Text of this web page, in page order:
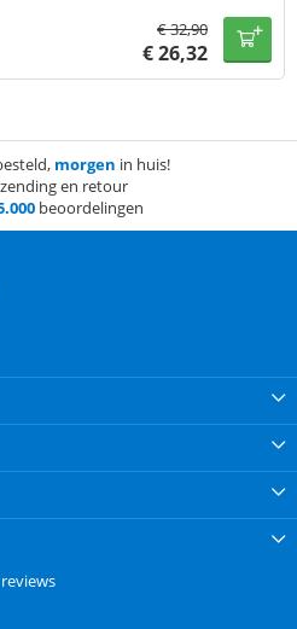
€32,90
€26,32
morgen in huis!
en retour
beoordelingen
reviews